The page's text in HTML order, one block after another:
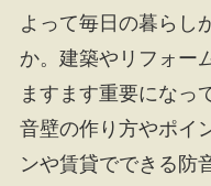
よって毎日の暮らし
か。建築やリフォー
ますます重要になっ
音壁の作り方やポイ
ンや賃貸でできる防